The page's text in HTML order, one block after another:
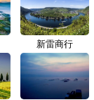
新雷商行